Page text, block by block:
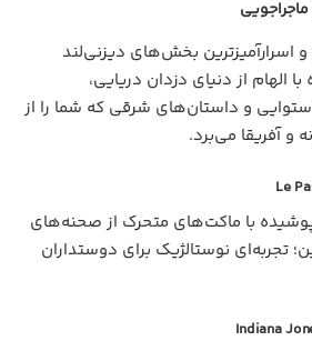
اسرارآمیزترین بخش‌های دیزنی‌‌لند
از دنیای دزدان دریایی،
و داستان‌های شرقی که شما را از
و آفریقا می‌برد.
Le
با ماکت‌های متحرک از صحنه‌های
تجربه‌ای نوستالژیک برای دوستداران
Indiana